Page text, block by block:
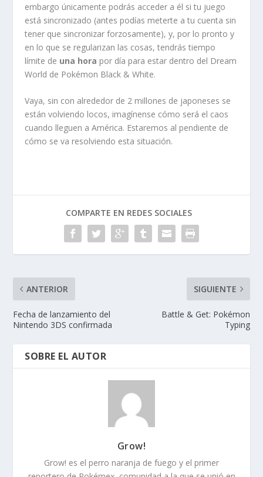
embargo únicamente podrás acceder a él si tu juego
está sincronizado (antes podías meterte a tu cuenta sin
tener que sincronizar forzosamente), y, por lo pronto y
en lo que se regularizan las cosas, tendrás tiempo
límite de una hora por día para estar dentro del Dream
World de Pokémon Black & White.
Vaya, sin con alrededor de 2 millones de japoneses se
están volviendo locos, imagínense cómo será el caos
cuando lleguen a América. Estaremos al pendiente de
cómo se va resolviendo esta situación.
COMPARTE EN REDES SOCIALES
ANTERIOR
Fecha de lanzamiento del
Nintendo 3DS confirmada
SIGUIENTE
Battle & Get: Pokémon
Typing
SOBRE EL AUTOR
Grow!
Grow! es el perro naranja de fuego y el primer